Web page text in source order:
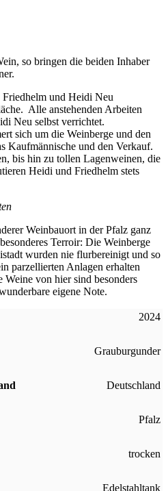
so bringen die beiden Inhaber
und Heidi Neu
Alle anstehenden Arbeiten
Neu selbst verrichtet.
sich um die Weinberge und den
Kaufmännische und den Verkauf.
bis hin zu tollen Lagenweinen, die
Heidi und Friedhelm stets
Weinbauort in der Pfalz ganz
Terroir: Die Weinberge
wurden nie flurbereinigt und so
parzellierten Anlagen erhalten
von hier sind besonders
eigene Note.
2024
Grauburgunder
Deutschland
Pfalz
trocken
Edelstahltank